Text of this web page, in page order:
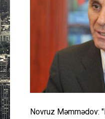
Novruz Məmmədov: